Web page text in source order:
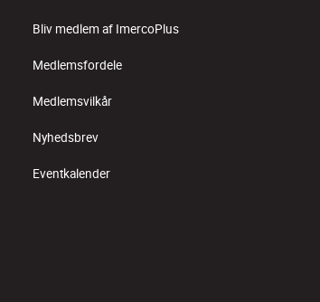
Bliv medlem af ImercoPlus
Medlemsfordele
Medlemsvilkår
Nyhedsbrev
Eventkalender